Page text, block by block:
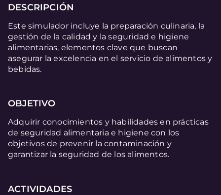
DESCRIPCIÓN
Este simulador incluye la preparación culinaria, la
gestión de la calidad y la seguridad e higiene
alimentarias, elementos clave que buscan
asegurar la excelencia en el servicio de alimentos y
bebidas.
OBJETIVO
Adquirir conocimientos y habilidades en prácticas
de seguridad alimentaria e higiene con los
objetivos de prevenir la contaminación y
garantizar la seguridad de los alimentos.
ACTIVIDADES